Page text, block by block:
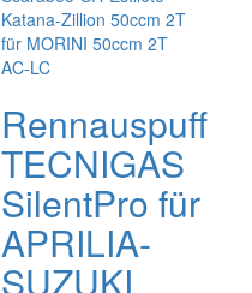
Rennauspuff
TECNIGAS
SilentPro für
APRILIA-
SUZUKI